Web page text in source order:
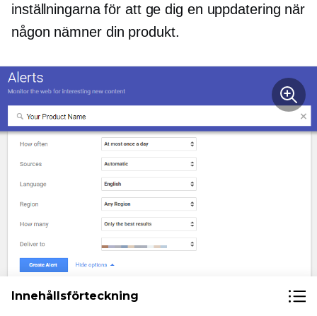
inställningarna för att ge dig en uppdatering när
någon nämner din produkt.
Innehållsförteckning